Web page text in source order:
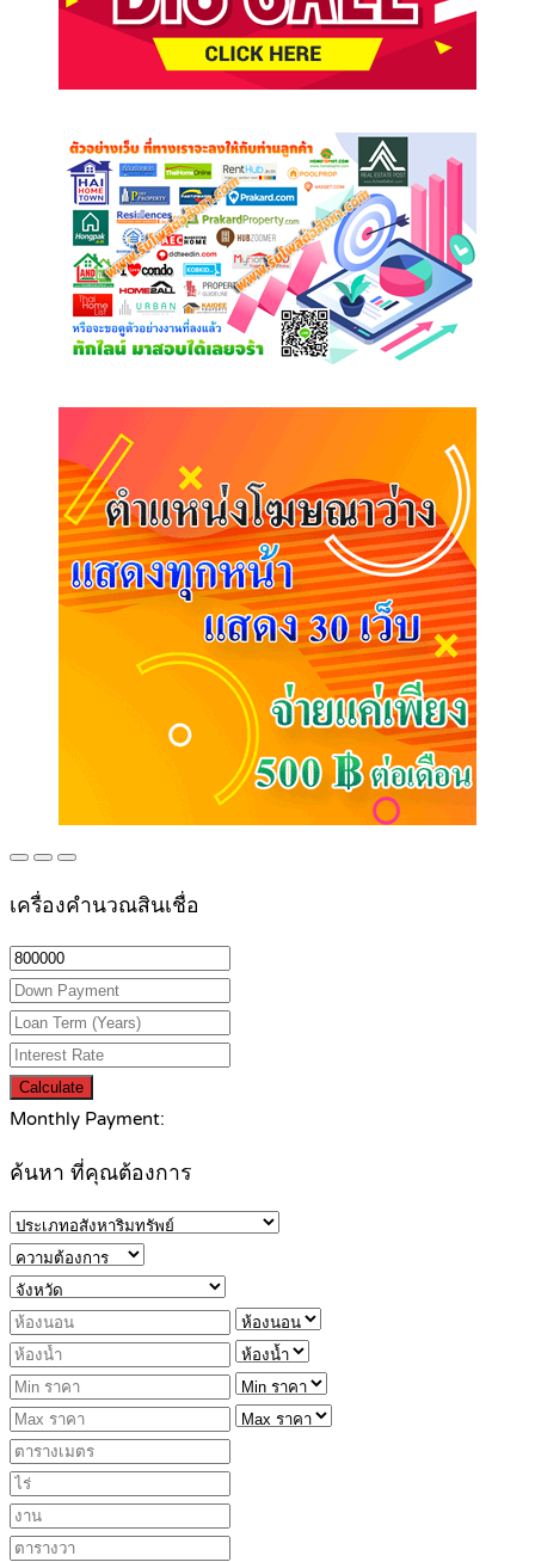
เครื่องคำนวณสินเชื่อ
Calculate
Monthly Payment:
ค้นหา ที่คุณต้องการ